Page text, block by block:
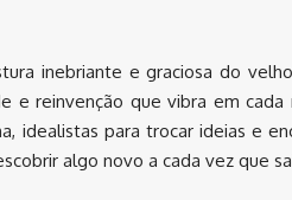
inebriante e graciosa do
e reinvenção que vibra em cada
idealistas para trocar ideias e
algo novo a cada vez que